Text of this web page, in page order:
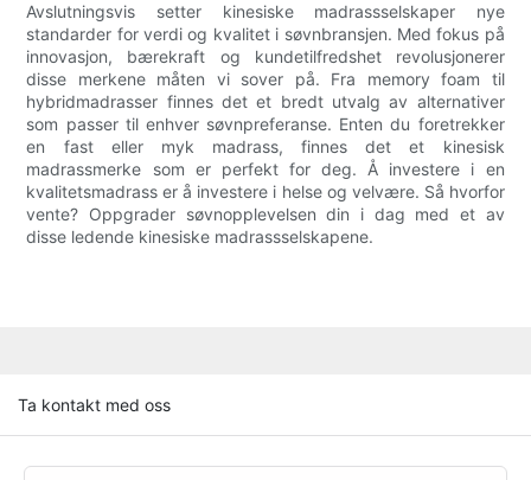
Avslutningsvis setter kinesiske madrassselskaper nye
standarder for verdi og kvalitet i søvnbransjen. Med fokus på
innovasjon, bærekraft og kundetilfredshet revolusjonerer
disse merkene måten vi sover på. Fra memory foam til
hybridmadrasser finnes det et bredt utvalg av alternativer
som passer til enhver søvnpreferanse. Enten du foretrekker
en fast eller myk madrass, finnes det et kinesisk
madrassmerke som er perfekt for deg. Å investere i en
kvalitetsmadrass er å investere i helse og velvære. Så hvorfor
vente? Oppgrader søvnopplevelsen din i dag med et av
disse ledende kinesiske madrassselskapene.
Ta kontakt med oss